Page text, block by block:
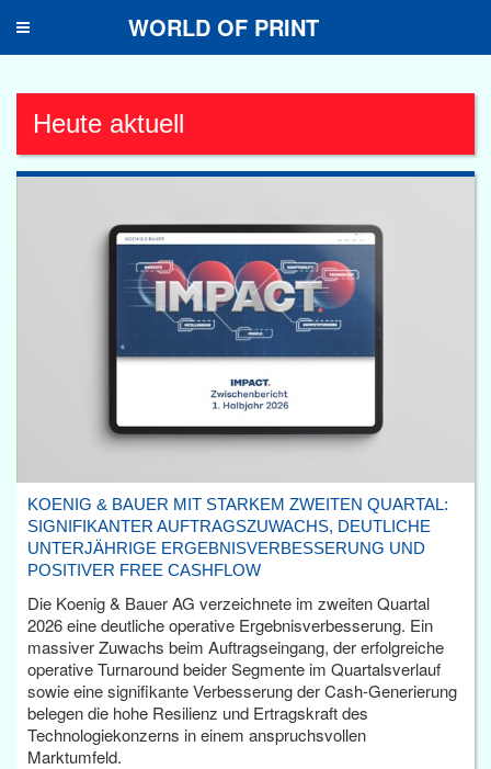
Toggle
WORLD OF PRINT
Heute aktuell
KOENIG & BAUER MIT STARKEM ZWEITEN QUARTAL:
SIGNIFIKANTER AUFTRAGSZUWACHS, DEUTLICHE
UNTERJÄHRIGE ERGEBNISVERBESSERUNG UND
POSITIVER FREE CASHFLOW
Die Koenig & Bauer AG verzeichnete im zweiten Quartal
2026 eine deutliche operative Ergebnisverbesserung. Ein
massiver Zuwachs beim Auftragseingang, der erfolgreiche
operative Turnaround beider Segmente im Quartalsverlauf
sowie eine signifikante Verbesserung der Cash-Generierung
belegen die hohe Resilienz und Ertragskraft des
Technologiekonzerns in einem anspruchsvollen
Marktumfeld.